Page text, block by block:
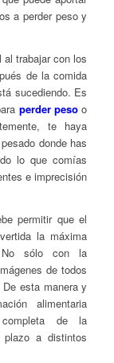
a perder peso y
al trabajar con los
de la comida
sucediendo. Es
perder pesoo
te haya
donde has
lo que comías
e imprecisión
permitir que el
la máxima
No sólo con la
de todos
esta manera y
alimentaria
completa de la
a distintos